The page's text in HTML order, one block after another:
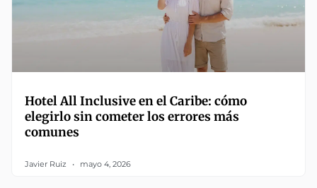
Hotel All Inclusive en el Caribe: cómo
elegirlo sin cometer los errores más
comunes
Javier Ruiz mayo 4, 2026